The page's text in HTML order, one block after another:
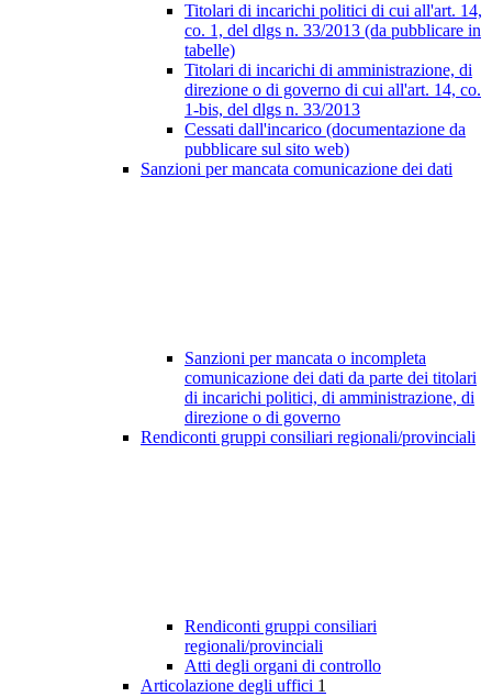
Titolari di incarichi politici di cui all'art. 14,
co. 1, del dlgs n. 33/2013 (da pubblicare in
tabelle)
Titolari di incarichi di amministrazione, di
direzione o di governo di cui all'art. 14, co.
1-bis, del dlgs n. 33/2013
Cessati dall'incarico (documentazione da
pubblicare sul sito web)
Sanzioni per mancata comunicazione dei dati
Sanzioni per mancata o incompleta
comunicazione dei dati da parte dei titolari
di incarichi politici, di amministrazione, di
direzione o di governo
Rendiconti gruppi consiliari regionali/provinciali
Rendiconti gruppi consiliari
regionali/provinciali
Atti degli organi di controllo
Articolazione degli uffici 1